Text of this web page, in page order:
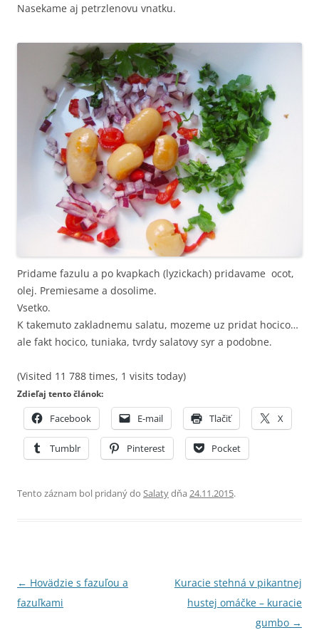
Nasekame aj petrzlenovu vnatku.
Pridame fazulu a po kvapkach (lyzickach) pridavame ocot,
olej. Premiesame a dosolime.
Vsetko.
K takemuto zakladnemu salatu, mozeme uz pridat hocico…
ale fakt hocico, tuniaka, tvrdy salatovy syr a podobne.
(Visited 11 788 times, 1 visits today)
Zdieľaj tento článok:
Facebook E-mail Tlačiť X
Tumblr Pinterest Pocket
Tento záznam bol pridaný do Salatydňa 24.11.2015.
Navigácia
článkami
← Hovädzie s fazuľou a
fazuľkami
Kuracie stehná v pikantnej
hustej omáčke – kuracie
gumbo →